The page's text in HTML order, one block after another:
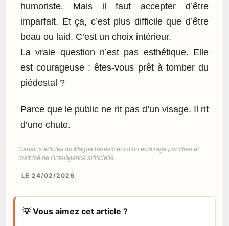
humoriste. Mais il faut accepter d’être
imparfait. Et ça, c’est plus difficile que d’être
beau ou laid. C’est un choix intérieur.
La vraie question n’est pas esthétique. Elle
est courageuse : êtes-vous prêt à tomber du
piédestal ?
Parce que le public ne rit pas d’un visage. Il rit
d’une chute.
Certains articles du Mague bénéficient d’un éclairage ponctuel et
maîtrisé de l’intelligence artificielle.
LE 24/02/2026
💡 Vous aimez cet article ?